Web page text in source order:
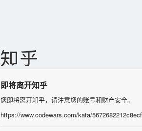
即将离开知乎
您即将离开知乎，请注意您的账号和财产安全。
https://www.codewars.com/kata/